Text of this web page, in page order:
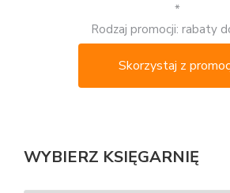
*
Rodzaj promocji: rabaty
Skorzystaj z
WYBIERZ KSIĘGARNIĘ